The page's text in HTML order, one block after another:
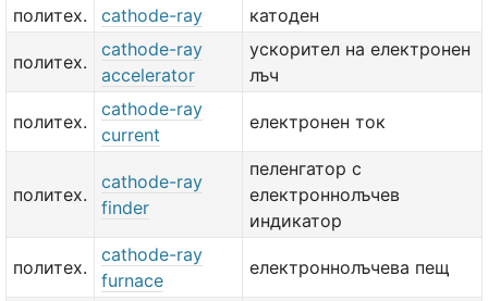
политех.
cathode-ray катоден
политех.
cathode-ray
accelerator
ускорител на електронен
лъч
политех.
cathode-ray
current
електронен ток
политех.
cathode-ray
finder
пеленгатор с
електроннолъчев
индикатор
политех.
cathode-ray
furnace
електроннолъчева пещ